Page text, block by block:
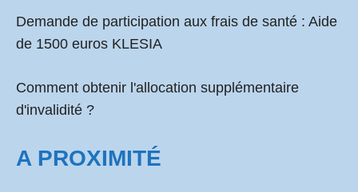
Demande de participation aux frais de santé : Aide
de 1500 euros KLESIA
Comment obtenir l'allocation supplémentaire
d'invalidité ?
A PROXIMITÉ